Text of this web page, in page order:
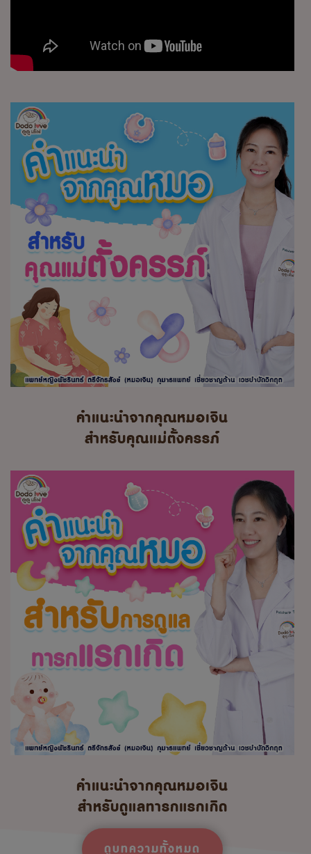
คำแนะนำจากคุณหมอเจิน
สำหรับคุณแม่ตั้งครรภ์
คำแนะนำจากคุณหมอเจิน
สำหรับดูแลทารกแรกเกิด
ดูบทความทั้งหมด